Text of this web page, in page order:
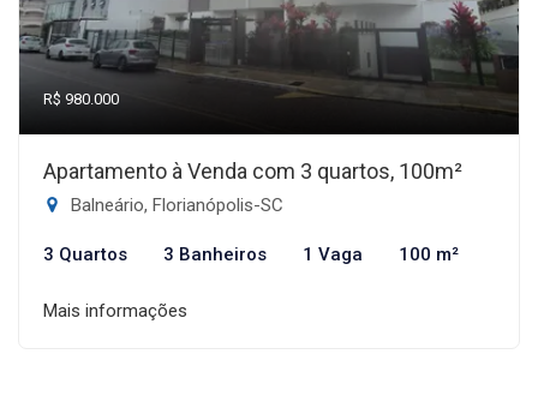
R$ 980.000
Apartamento à Venda com 3 quartos, 100m²
Balneário, Florianópolis-SC
3 Quartos 3 Banheiros 1 Vaga 100 m²
Mais informações